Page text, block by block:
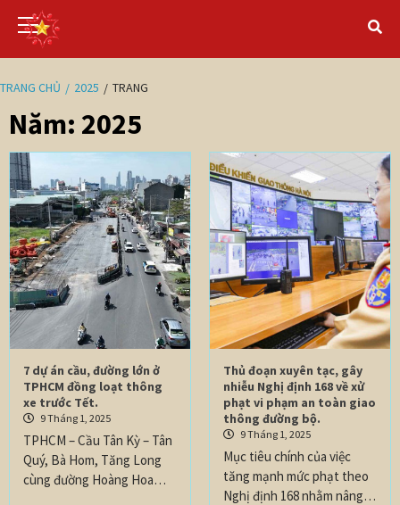
TRANG CHỦ 2025 TRANG
Năm: 2025
7 dự án cầu, đường lớn ở
TPHCM đồng loạt thông
xe trước Tết.
9 Tháng 1, 2025
TPHCM – Cầu Tân Kỳ – Tân
Quý, Bà Hom, Tăng Long
cùng đường Hoàng Hoa…
Thủ đoạn xuyên tạc, gây
nhiễu Nghị định 168 về xử
phạt vi phạm an toàn giao
thông đường bộ.
9 Tháng 1, 2025
Mục tiêu chính của việc
tăng mạnh mức phạt theo
Nghị định 168 nhằm nâng…